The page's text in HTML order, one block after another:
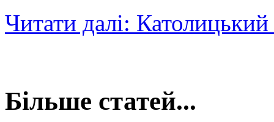
Читати далі:
Більше статей...